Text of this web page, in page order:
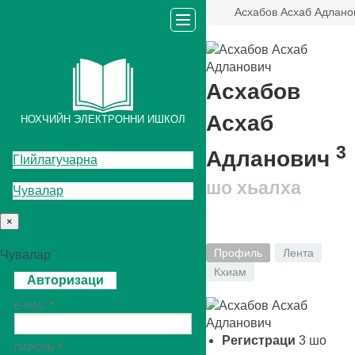
Асхабов Асхаб
НОХЧИЙН ЭЛЕКТРОННИ ИШКОЛ
ГIийлагучарна
Чувалар
×
Чувалар
Авторизаци
E-MAIL
ПАРОЛЬ
Асхабов
Асхаб
Адланович 3
шо хьалха
Профиль
Лента
Кхиам
Регистраци 3 шо